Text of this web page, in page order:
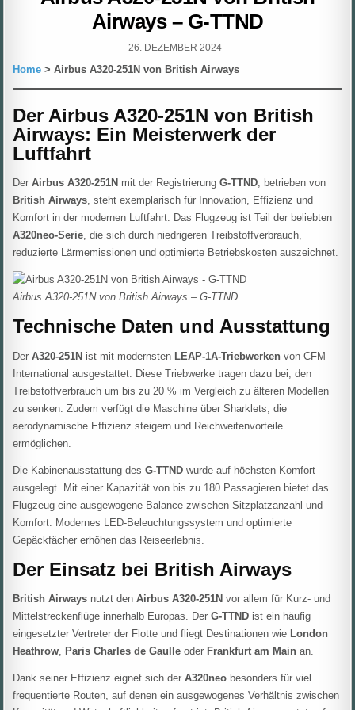
Airways – G-TTND
PUBLISHED
26. DEZEMBER 2024
Home > Airbus A320-251N von British Airways
Der Airbus A320-251N von British
Airways: Ein Meisterwerk der
Luftfahrt
DerAirbus A320-251N mit der RegistrierungG-TTND , betrieben von
British Airways , steht exemplarisch für Innovation, Effizienz und
Komfort in der modernen Luftfahrt. Das Flugzeug ist Teil der beliebten
A320neo-Serie , die sich durch niedrigeren Treibstoffverbrauch,
reduzierte Lärmemissionen und optimierte Betriebskosten auszeichnet.
Airbus A320-251N von British Airways – G-TTND
Technische Daten und Ausstattung
DerA320-251N ist mit modernsten LEAP-1A-Triebwerken von CFM
International ausgestattet. Diese Triebwerke tragen dazu bei, den
Treibstoffverbrauch um bis zu 20 % im Vergleich zu älteren Modellen
zu senken. Zudem verfügt die Maschine über Sharklets, die
aerodynamische Effizienz steigern und Reichweitenvorteile
ermöglichen.
Die Kabinenausstattung desG-TTND wurde auf höchsten Komfort
ausgelegt. Mit einer Kapazität von bis zu 180 Passagieren bietet das
Flugzeug eine ausgewogene Balance zwischen Sitzplatzanzahl und
Komfort. Modernes LED-Beleuchtungssystem und optimierte
Gepäckfächer erhöhen das Reiseerlebnis.
Der Einsatz bei British Airways
British Airways nutzt denAirbus A320-251N vor allem für Kurz- und
Mittelstreckenflüge innerhalb Europas. DerG-TTND ist ein häufig
eingesetzter Vertreter der Flotte und fliegt Destinationen wie London
Heathrow, Paris Charles de Gaulle oder Frankfurt am Main an.
Dank seiner Effizienz eignet sich derA320neo besonders für viel
frequentierte Routen, auf denen ein ausgewogenes Verhältnis zwischen